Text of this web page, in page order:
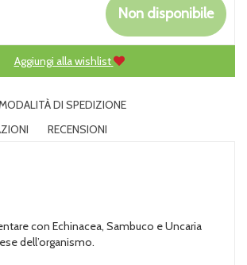
Non disponibile
Aggiungi alla wishlist
DI SPEDIZIONE
RECENSIONI
con Echinacea, Sambuco e Uncaria
dell’organismo.